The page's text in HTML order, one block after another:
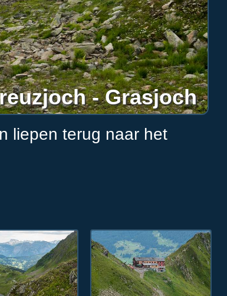
- Grasjoch
liepen terug naar het